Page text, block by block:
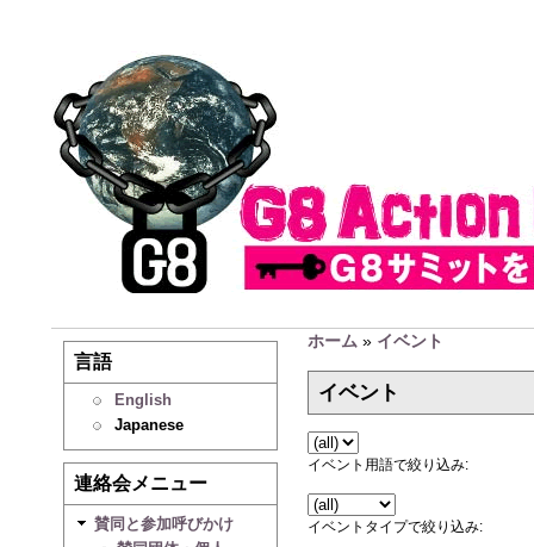
言語
English
Japanese
連絡会メニュー
賛同と参加呼びかけ
ホーム » イベント
イベント
イベント用語で絞り込み:
イベントタイプで絞り込み: